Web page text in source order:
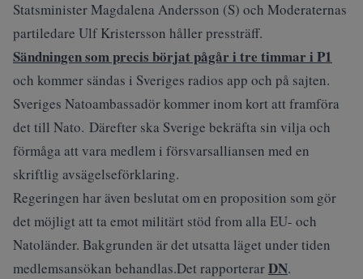
Statsminister Magdalena Andersson (S) och Moderaternas
partiledare Ulf Kristersson håller pressträff.
Sändningen som precis börjat pågår i tre timmar i P1
och kommer sändas i Sveriges radios app och på sajten.
Sveriges Natoambassadör kommer inom kort att framföra
det till Nato. Därefter ska Sverige bekräfta sin vilja och
förmåga att vara medlem i försvarsalliansen med en
skriftlig avsägelseförklaring.
Regeringen har även beslutat om en proposition som gör
det möjligt att ta emot militärt stöd from alla EU- och
Natoländer. Bakgrunden är det utsatta läget under tiden
medlemsansökan behandlas.Det rapporterarDN.